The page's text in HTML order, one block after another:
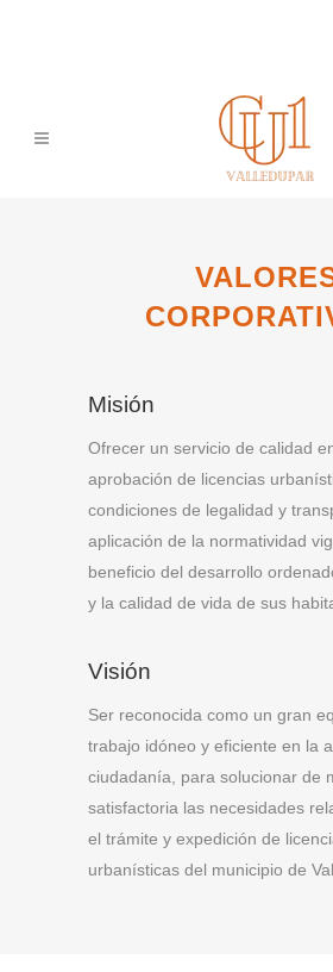
Misión
Ofrecer un servicio de calidad
aprobación de licencias
condiciones de legalidad y
aplicación de la normatividad
beneficio del desarrollo
y la calidad de vida de sus
Visión
Ser reconocida como un gran
trabajo idóneo y eficiente en la
ciudadanía, para solucionar de
satisfactoria las necesidades
el trámite y expedición de
urbanísticas del municipio de